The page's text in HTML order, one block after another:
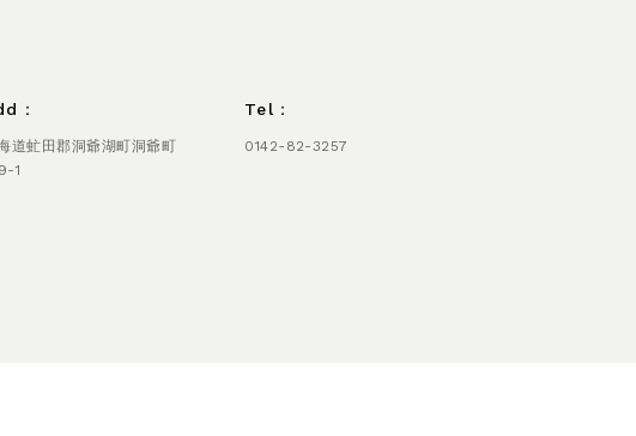
：
道虻田郡洞爺湖町洞爺町
1
Tel：
0142-82-3257